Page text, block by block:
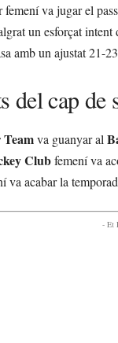
femení va jugar el
un esforçat intent
amb un ajustat 21-
del cap de
va guanyar al
Clubfemení va
va acabar la
- Et